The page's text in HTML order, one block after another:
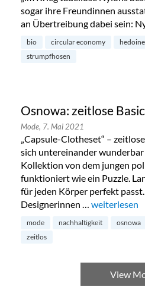
sogar ihre Freundinnen
an Übertreibung dabei sein:
bio circular economy hedoine
strumpfhosen
Osnowa: zeitlose
Mode, 7. Mai 2021
„Capsule-Clotheset“ –
sich untereinander
Kollektion von dem jungen
funktioniert wie ein Puzzle.
für jeden Körper perfekt
Designerinnen … „Osnowa:
weiterlesen
mode nachhaltigkeit osnowa
zeitlos
View